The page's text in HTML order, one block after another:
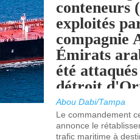
conteneurs
exploités
compagnie
Émirats
été
détroit
Abou Dabi/Tampa
Le commandement
annonce le
trafic maritime à